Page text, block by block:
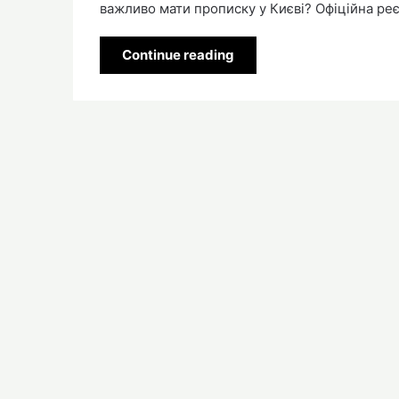
важливо мати прописку у Києві? Офіційна
Continue reading